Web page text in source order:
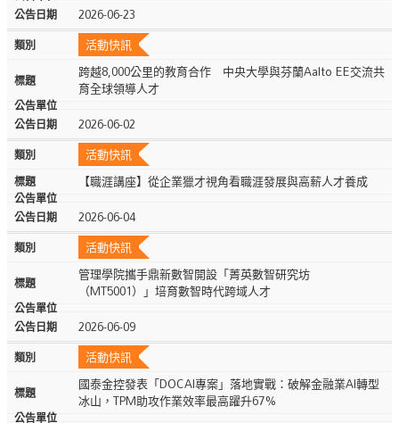
2026-06-23
活動快訊
跨越8,000公里的教育合作 中央大學與芬蘭Aalto EE交流共
育全球領導人才
2026-06-02
活動快訊
【職涯講座】從企業獵才視角看職涯發展與高薪人才養成
2026-06-04
活動快訊
管理學院攜手鼎新數智開設「菁英數智研究坊
（MT5001）」培育數智時代跨域人才
2026-06-09
活動快訊
國泰金控發表「DOCAI專案」落地實戰：破解金融業AI轉型
冰山，TPM助攻作業效率最高躍升67%